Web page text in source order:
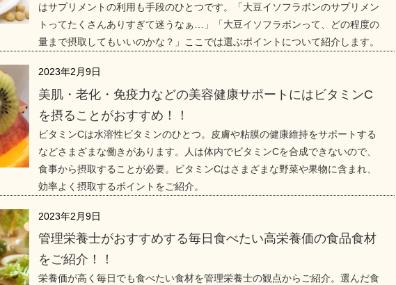
はサプリメントの利用も手段のひとつです。「大豆イソフラボンのサプリメン
トってたくさんありすぎて迷うなぁ…」「大豆イソフラボンって、どの程度の
量まで摂取してもいいのかな？」ここでは選ぶポイントについて紹介します。
2023年2月9日
美肌・老化・免疫力などの美容健康サポートにはビタミンC
を摂ることがおすすめ！！
ビタミンCは水溶性ビタミンのひとつ。皮膚や粘膜の健康維持をサポートする
などさまざまな働きがあります。人は体内でビタミンCを合成できないので、
食事から摂取することが必要。ビタミンCはさまざまな野菜や果物に含まれ、
効率よく摂取するポイントをご紹介。
2023年2月9日
管理栄養士がおすすめする毎日食べたい高栄養価の食品食材
をご紹介！！
栄養価が高く毎日でも食べたい食材を管理栄養士の観点からご紹介。選んだ食